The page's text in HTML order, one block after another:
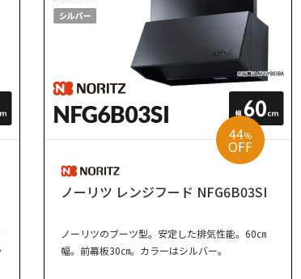
44%
OFF
ノーリツ レンジフード NFG6B03SI
ノーリツのブーツ型。安定した排気性能。60㎝
幅。前幕板30㎝。カラーはシルバー。